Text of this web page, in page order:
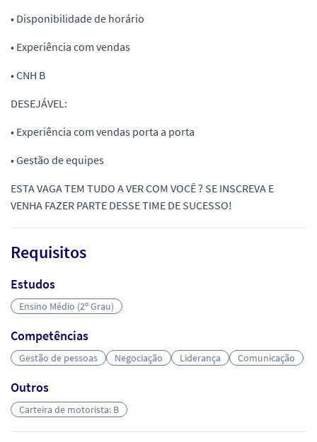
• Disponibilidade de horário
• Experiência com vendas
• CNH B
DESEJÁVEL:
• Experiência com vendas porta a porta
• Gestão de equipes
ESTA VAGA TEM TUDO A VER COM VOCÊ ? SE INSCREVA E
VENHA FAZER PARTE DESSE TIME DE SUCESSO!
Requisitos
Estudos
Ensino Médio (2º Grau)
Competências
Gestão de pessoas Negociação Liderança Comunicação
Outros
Carteira de motorista: B